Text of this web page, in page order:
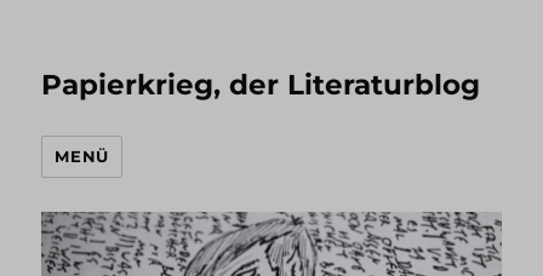
Papierkrieg, der Literaturblog
MENÜ